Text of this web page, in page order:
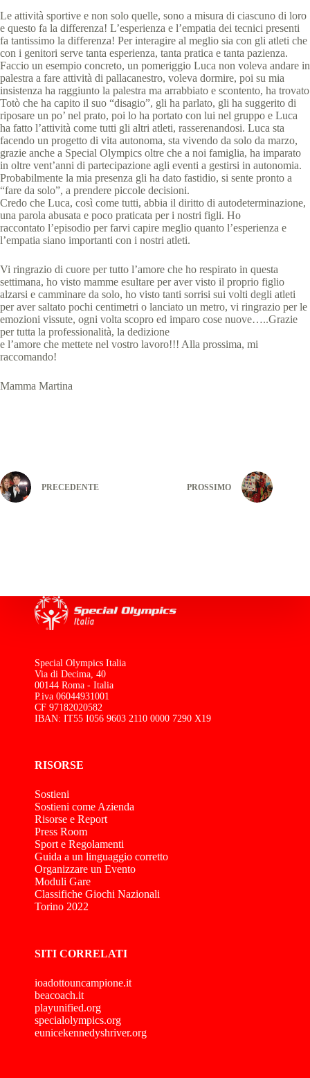
Le attività sportive e non solo quelle, sono a misura di ciascuno di loro
e questo fa la differenza! L’esperienza e l’empatia dei tecnici presenti
fa tantissimo la differenza! Per interagire al meglio sia con gli atleti che
con i genitori serve tanta esperienza, tanta pratica e tanta pazienza.
Faccio un esempio concreto, un pomeriggio Luca non voleva andare in
palestra a fare attività di pallacanestro, voleva dormire, poi su mia
insistenza ha raggiunto la palestra ma arrabbiato e scontento, ha trovato
Totò che ha capito il suo “disagio”, gli ha parlato, gli ha suggerito di
riposare un po’ nel prato, poi lo ha portato con lui nel gruppo e Luca
ha fatto l’attività come tutti gli altri atleti, rasserenandosi. Luca sta
facendo un progetto di vita autonoma, sta vivendo da solo da marzo,
grazie anche a Special Olympics oltre che a noi famiglia, ha imparato
in oltre vent’anni di partecipazione agli eventi a gestirsi in autonomia.
Probabilmente la mia presenza gli ha dato fastidio, si sente pronto a
“fare da solo”, a prendere piccole decisioni.
Credo che Luca, così come tutti, abbia il diritto di autodeterminazione,
una parola abusata e poco praticata per i nostri figli. Ho
raccontato l’episodio per farvi capire meglio quanto l’esperienza e
l’empatia siano importanti con i nostri atleti.
Vi ringrazio di cuore per tutto l’amore che ho respirato in questa
settimana, ho visto mamme esultare per aver visto il proprio figlio
alzarsi e camminare da solo, ho visto tanti sorrisi sui volti degli atleti
per aver saltato pochi centimetri o lanciato un metro, vi ringrazio per le
emozioni vissute, ogni volta scopro ed imparo cose nuove…..Grazie
per tutta la professionalità, la dedizione
e l’amore che mettete nel vostro lavoro!!! Alla prossima, mi
raccomando!
Mamma Martina
PRECEDENTE PROSSIMO
Special Olympics Italia
Via di Decima, 40
00144 Roma - Italia
P.iva 06044931001
CF 97182020582
IBAN: IT55 I056 9603 2110 0000 7290 X19
RISORSE
Sostieni
Sostieni come Azienda
Risorse e Report
Press Room
Sport e Regolamenti
Guida a un linguaggio corretto
Organizzare un Evento
Moduli Gare
Classifiche Giochi Nazionali
Torino 2022
SITI CORRELATI
ioadottouncampione.it
beacoach.it
playunified.org
specialolympics.org
eunicekennedyshriver.org